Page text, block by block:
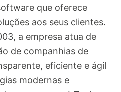
que oferece
aos seus clientes.
a empresa atua de
de companhias de
eficiente e ágil
modernas e